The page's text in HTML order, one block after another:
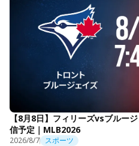
【8月8日】フィリーズvsブルー
信予定｜MLB2026
2026/8/7 スポーツ